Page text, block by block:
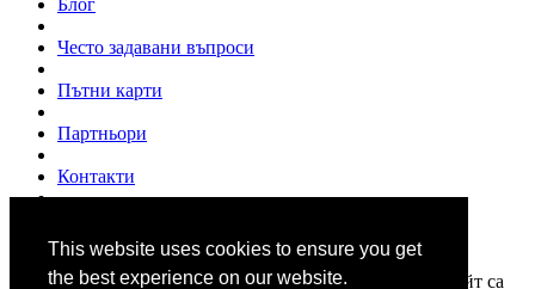
This website uses cookies to ensure you get
the best experience on our website.
Блог
Често задавани въпроси
Пътни карти
Партньори
Контакти
© 2007 - 2026www.shofior.com. Всички права запазени.
Всички текстове и изображения публикувани в този сайт са